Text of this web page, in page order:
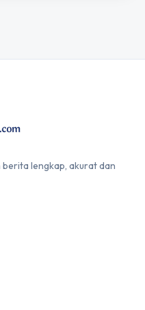
lengkap, akurat dan